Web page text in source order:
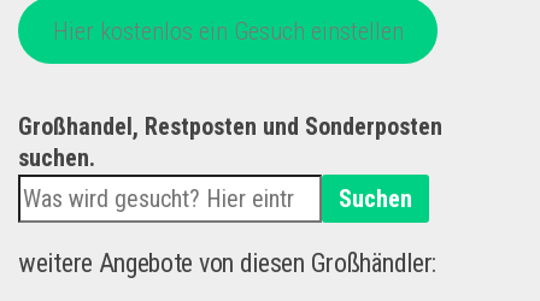
Hier kostenlos ein Gesuch einstellen
Großhandel, Restposten und Sonderposten
suchen.
Suchen
weitere Angebote von diesen Großhändler: